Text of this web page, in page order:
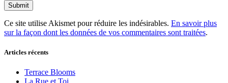
Ce site utilise Akismet pour réduire les indésirables. En savoir plus
sur la façon dont les données de vos commentaires sont traitées.
Articles récents
Terrace Blooms